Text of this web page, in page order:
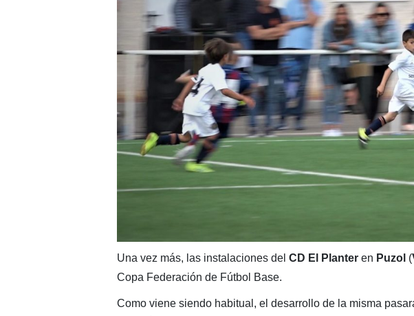
Una vez más, las instalaciones del CD El Planteren Puzol (
Copa Federación de Fútbol Base.
Como viene siendo habitual, el desarrollo de la misma